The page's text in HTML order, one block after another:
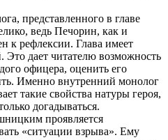
представленного в главе
ведь Печорин, как и
к рефлексии. Глава имеет
дает читателю возможность
офицера, оценить его
Именно внутренний монолог
такие свойства натуры героя,
догадываться.
проявляется
«ситуации взрыва». Ему